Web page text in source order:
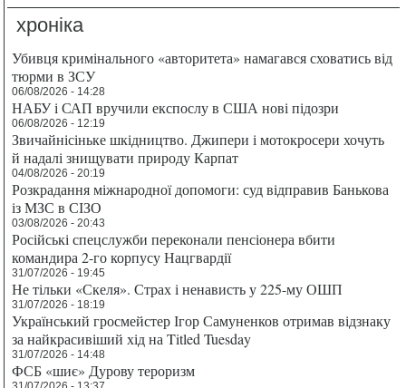
хроніка
Убивця кримінального «авторитета» намагався сховатись від
тюрми в ЗСУ
06/08/2026 - 14:28
НАБУ і САП вручили експослу в США нові підозри
06/08/2026 - 12:19
Звичайнісіньке шкідництво. Джипери і мотокросери хочуть
й надалі знищувати природу Карпат
04/08/2026 - 20:19
Розкрадання міжнародної допомоги: суд відправив Банькова
із МЗС в СІЗО
03/08/2026 - 20:43
Російські спецслужби переконали пенсіонера вбити
командира 2-го корпусу Нацгвардії
31/07/2026 - 19:45
Не тільки «Скеля». Страх і ненависть у 225-му ОШП
31/07/2026 - 18:19
Український гросмейстер Ігор Самуненков отримав відзнаку
за найкрасивіший хід на Titled Tuesday
31/07/2026 - 14:48
ФСБ «шиє» Дурову тероризм